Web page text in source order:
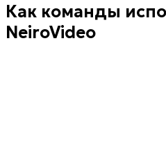
Как команды
NeiroVideo